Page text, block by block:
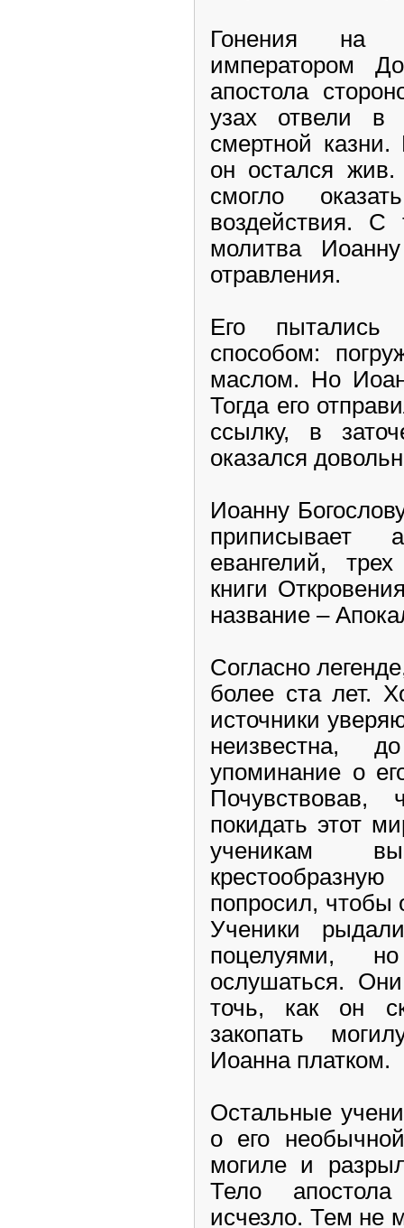
Гонения на
императором
апостола
узах отвели
смертной
он остался жив.
смогло
воздействия. С
молитва
отравления.
Его пытались
способом:
маслом. Но
Тогда его
ссылку, в
оказался
Иоанну
приписывает
евангелий, трех
книги
название –
Согласно
более ста лет.
источники
неизвестна,
упоминание о
покидать этот
ученикам
попросил, чтобы
Ученики
поцелуями,
ослушаться.
точь, как он
закопать
Иоанна платком.
Остальные
о его
могиле и
Тело
исчезло. Тем не